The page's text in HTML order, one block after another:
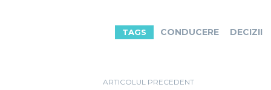
TAGS CONDUCERE DECIZII
ARTICOLUL PRECEDENT